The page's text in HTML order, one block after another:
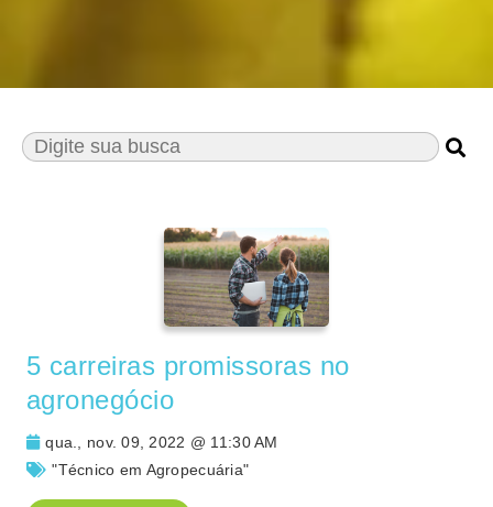
5 carreiras promissoras no
agronegócio
qua., nov. 09, 2022 @ 11:30 AM
"Técnico em Agropecuária"